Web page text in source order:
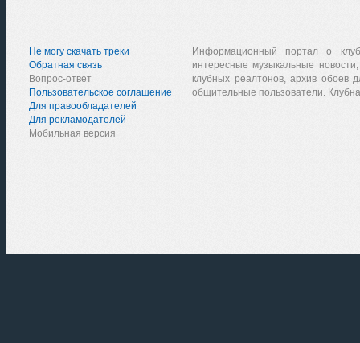
Не могу скачать треки
Обратная связь
Вопрос-ответ
Пользовательское соглашение
Для правообладателей
Для рекламодателей
Мобильная версия
Информационный портал о
интересные музыкальные
клубных реалтонов, архив обоев
общительные пользователи.